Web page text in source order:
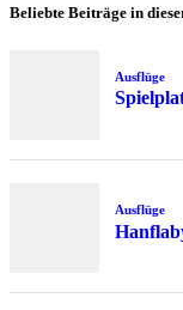
Beliebte Beiträge in
Ausflüge
Ausflüge